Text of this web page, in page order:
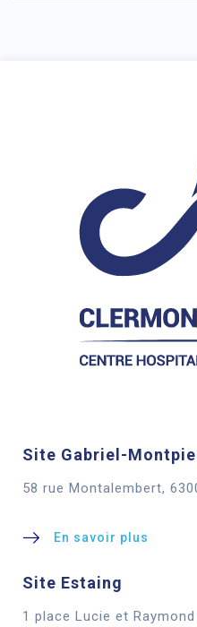
Site Gabriel-
58 rue Montalembert,
En savoir plus
Site Estaing
1 place Lucie et